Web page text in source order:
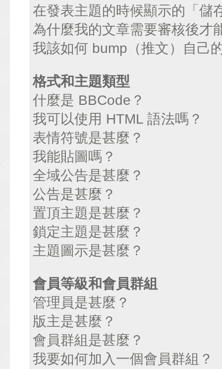
在發表主題的時候顯示的「儲
為什麼我的文章需要審核後才
我該如何 bump（推文）自己
格式和主題類型
什麼是 BBCode？
我可以使用 HTML 語法嗎？
表情符號是甚麼？
我能貼圖嗎？
全域公告是甚麼？
公告是甚麼？
置頂主題是甚麼？
鎖定主題是甚麼？
主題圖示是甚麼？
會員等級和會員群組
管理員是甚麼？
版主是甚麼？
會員群組是甚麼？
我要如何加入一個會員群組？